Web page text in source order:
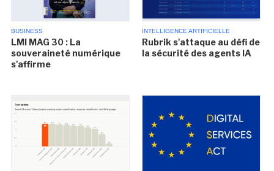
BUSINESS
LMI MAG 30 : La
souveraineté numérique
s'affirme
INTELLIGENCE ARTIFICIELLE
Rubrik s'attaque au défi de
la sécurité des agents IA